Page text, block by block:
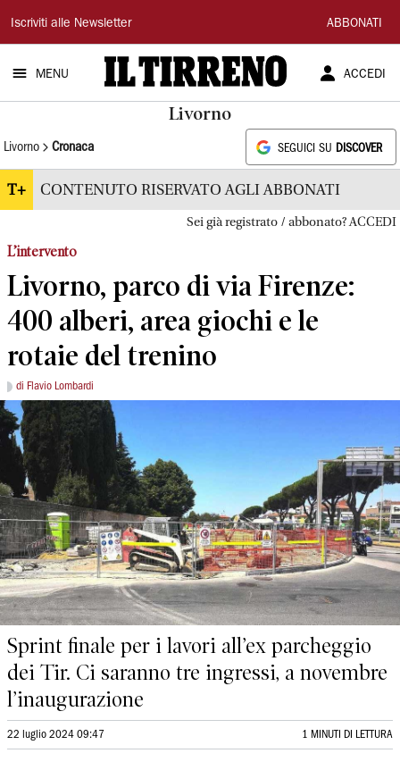
Il
Tirreno
Iscriviti alle Newsletter ABBONATI
MENU ACCEDI
Livorno
Livorno Cronaca SEGUICI SU DISCOVER
T+ CONTENUTO RISERVATO AGLI ABBONATI
Sei già registrato / abbonato? ACCEDI
L’intervento
Livorno, parco di via Firenze:
400 alberi, area giochi e le
rotaie del trenino
di Flavio Lombardi
Sprint finale per i lavori all’ex parcheggio
dei Tir. Ci saranno tre ingressi, a novembre
l’inaugurazione
22 luglio 2024 09:47 1 MINUTI DI LETTURA